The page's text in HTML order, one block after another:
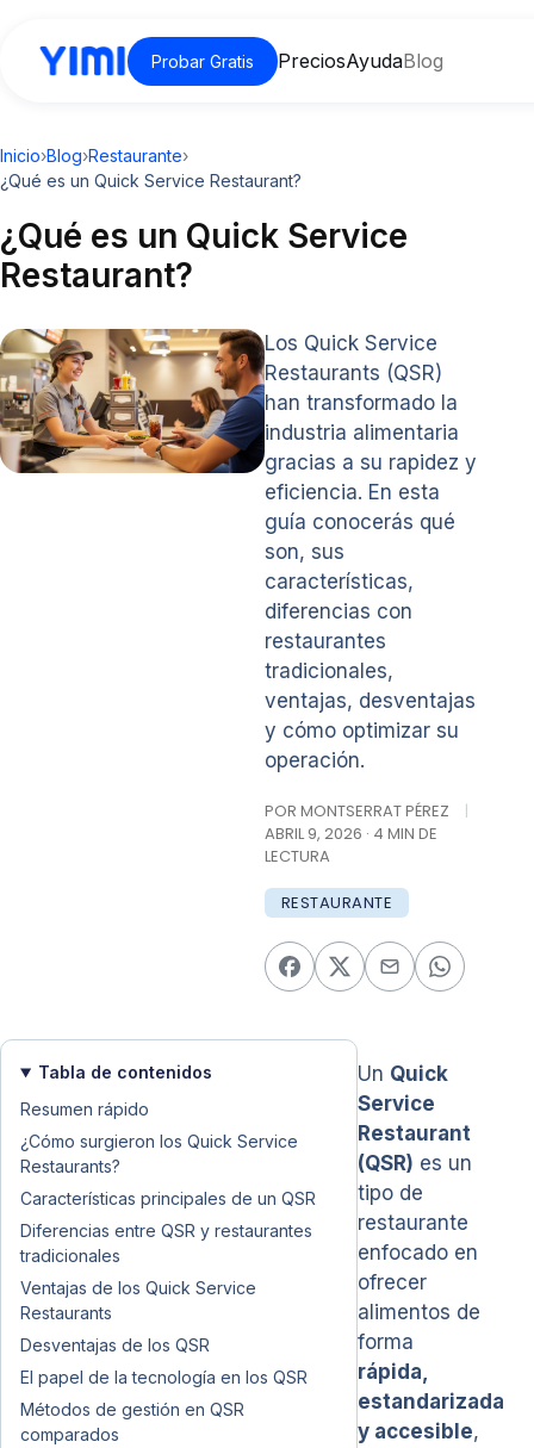
Probar Gratis PreciosAyudaBlog
Inicio›Blog›Restaurante›
¿Qué es un Quick Service Restaurant?
¿Qué es un Quick Service
Restaurant?
Los Quick Service
Restaurants (QSR)
han transformado la
industria alimentaria
gracias a su rapidez y
eficiencia. En esta
guía conocerás qué
son, sus
características,
diferencias con
restaurantes
tradicionales,
ventajas, desventajas
y cómo optimizar su
operación.
POR MONTSERRAT PÉREZ
|
ABRIL 9, 2026 · 4 MIN DE
LECTURA
RESTAURANTE
Tabla de contenidos
Resumen rápido
¿Cómo surgieron los Quick Service
Restaurants?
Características principales de un QSR
Diferencias entre QSR y restaurantes
tradicionales
Ventajas de los Quick Service
Restaurants
Desventajas de los QSR
El papel de la tecnología en los QSR
Métodos de gestión en QSR
comparados
Un Quick
Service
Restaurant
(QSR) es un
tipo de
restaurante
enfocado en
ofrecer
alimentos de
forma
rápida,
estandarizada
y accesible,